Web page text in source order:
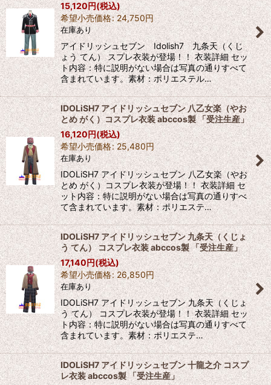
15,120円(税込)
希望小売価格: 24,750円
在庫あり
アイドリッシュセブン Idolish7 九条天（くじ
ょう てん） スプレ衣装が登場！！ 衣装詳細 セッ
ト内容：特に説明がない場合は写真の通りすべて
含まれています。素材：ポリエステル…
IDOLiSH7 アイドリッシュセブン 八乙女楽（やお
とめ がく）コスプレ衣装 abccos製 「受注生産」
16,120円(税込)
希望小売価格: 25,480円
在庫あり
IDOLiSH7 アイドリッシュセブン 八乙女楽（やお
とめ がく）コスプレ衣装が登場！！ 衣装詳細 セ
ット内容：特に説明がない場合は写真の通りすべ
て含まれています。素材：ポリエステ…
IDOLiSH7 アイドリッシュセブン 九条天（くじょ
う てん） コスプレ衣装 abccos製 「受注生産」
17,140円(税込)
希望小売価格: 26,850円
在庫あり
IDOLiSH7 アイドリッシュセブン 九条天（くじょ
う てん） コスプレ衣装が登場！！ 衣装詳細 セッ
ト内容：特に説明がない場合は写真の通りすべて
含まれています。素材：ポリエステ…
IDOLiSH7 アイドリッシュセブン 十龍之介 コスプ
レ衣装 abccos製 「受注生産」